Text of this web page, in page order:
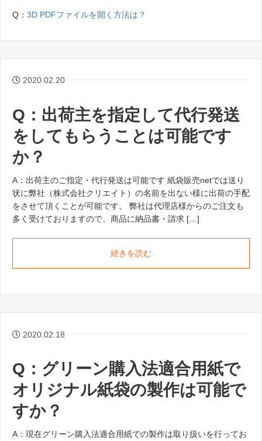
Q： 3D PDFファイルを開く方法は？
2020.02.20
Q：出荷主を指定して代行発送
をしてもらうことは可能です
か？
A：出荷主のご指定・代行発送は可能です 紙袋販売netでは送り
状に弊社（株式会社クリエイト）の名前を出ない様に出荷の手配
をさせて頂くことが可能です。 弊社は代理店様からのご注文も
多く受けておりますので、商品に納品書・請求 […]
続きを読む
2020.02.18
Q：グリーン購入法適合用紙で
オリジナル紙袋の製作は可能で
すか？
A：現在グリーン購入法適合用紙での製作は取り扱いを行ってお